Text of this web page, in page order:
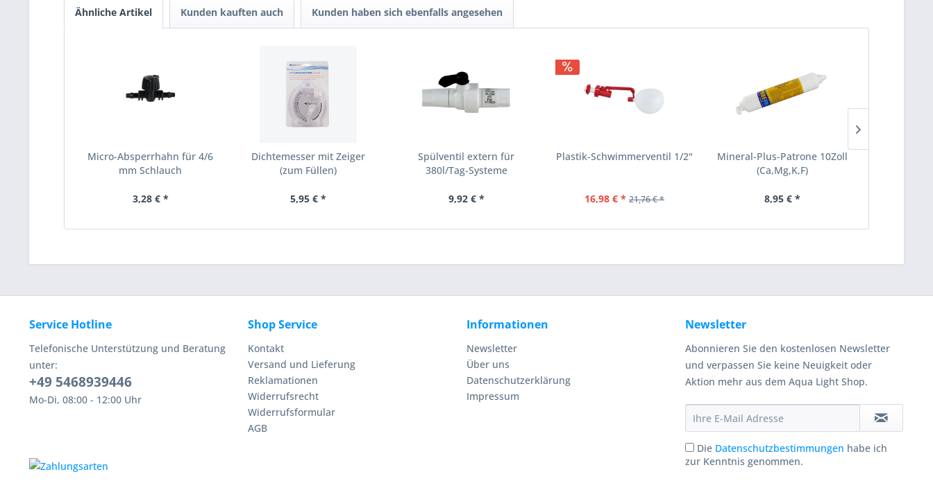
Ähnliche Artikel Kunden kauften auch Kunden haben sich ebenfalls angesehen
Micro-Absperrhahn für 4/6
mm Schlauch
3,28 € *
Dichtemesser mit Zeiger
(zum Füllen)
5,95 € *
Spülventil extern für
380l/Tag-Systeme
9,92 € *
Plastik-Schwimmerventil 1/2"
16,98 € * 21,76 € *
Mineral-Plus-Patrone 10Zoll
(Ca,Mg,K,F)
8,95 € *
Service Hotline
Telefonische Unterstützung und Beratung
unter:
+49 5468939446
Mo-Di, 08:00 - 12:00 Uhr
Shop Service
Kontakt
Versand und Lieferung
Reklamationen
Widerrufsrecht
Widerrufsformular
AGB
Informationen
Newsletter
Über uns
Datenschutzerklärung
Impressum
Newsletter
Abonnieren Sie den kostenlosen Newsletter
und verpassen Sie keine Neuigkeit oder
Aktion mehr aus dem Aqua Light Shop.
Die Datenschutzbestimmungen habe ich
zur Kenntnis genommen.